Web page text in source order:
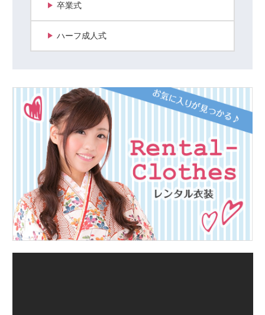
卒業式
ハーフ成人式